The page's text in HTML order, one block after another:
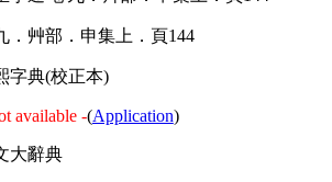
．艸部．申集上．頁144
字典(校正本)
available -(Application)
大辭典